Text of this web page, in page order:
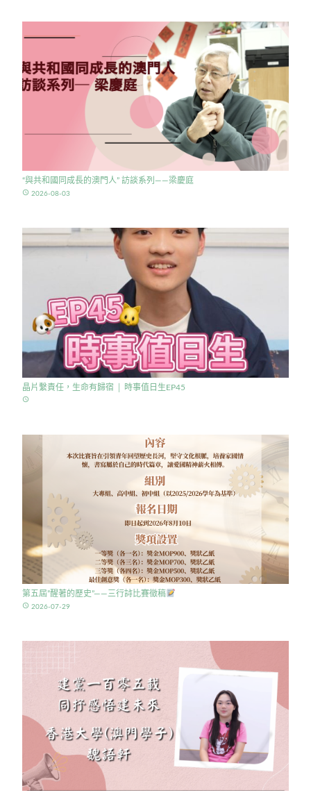
“與共和國同成長的澳門人” 訪談系列——梁慶庭
access_time 2026-08-03
晶片繫責任，生命有歸宿 │ 時事值日生EP45
access_time
第五屆”醒著的歷史”——三行詩比賽徵稿
access_time 2026-07-29